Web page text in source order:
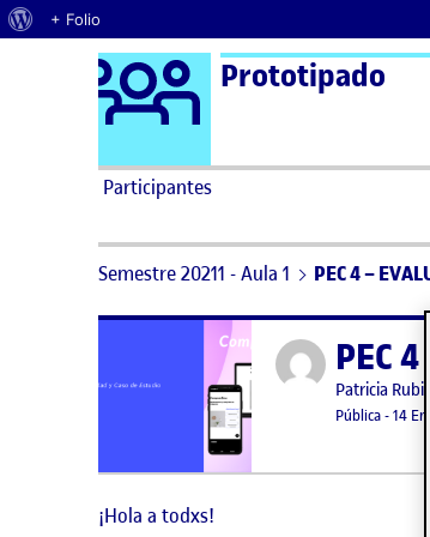
Acerca de WordPress
+ Folio
Saltar al contenido Logo Ágora
Prototipado
Participantes
Semestre 20211 - Aula 1 PEC 4 –
Publicado por
PEC
Publicado por
Patricia Rubio
Visibilidad:
Pública-14
¡Hola a todxs!